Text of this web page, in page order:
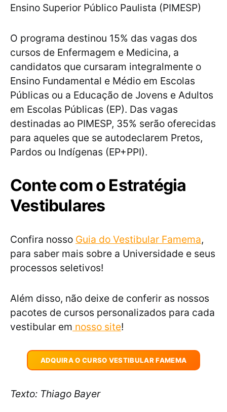
Ensino Superior Público Paulista (PIMESP)
O programa destinou 15% das vagas dos
cursos de Enfermagem e Medicina, a
candidatos que cursaram integralmente o
Ensino Fundamental e Médio em Escolas
Públicas ou a Educação de Jovens e Adultos
em Escolas Públicas (EP). Das vagas
destinadas ao PIMESP, 35% serão oferecidas
para aqueles que se autodeclarem Pretos,
Pardos ou Indígenas (EP+PPI).
Conte com o Estratégia
Vestibulares
Confira nosso Guia do Vestibular Famema,
para saber mais sobre a Universidade e seus
processos seletivos!
Além disso, não deixe de conferir as nossos
pacotes de cursos personalizados para cada
vestibular em nosso site!
ADQUIRA O CURSO VESTIBULAR FAMEMA
Texto: Thiago Bayer